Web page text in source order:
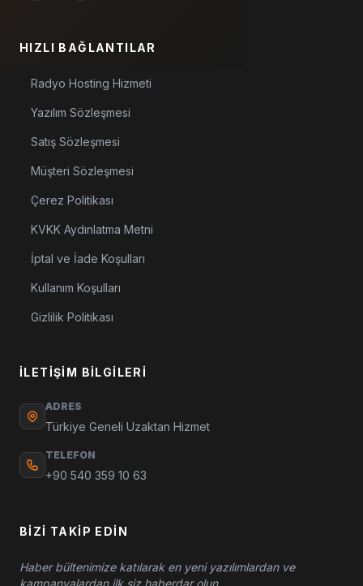
HIZLI BAĞLANTILAR
Radyo Hosting Hizmeti
Yazılım Sözleşmesi
Satış Sözleşmesi
Müşteri Sözleşmesi
Çerez Politikası
KVKK Aydınlatma Metni
İptal ve İade Koşulları
Kullanım Koşulları
Gizlilik Politikası
İLETIŞIM BILGILERI
ADRES
Türkiye Geneli Uzaktan Hizmet
TELEFON
+90 540 359 10 63
BIZI TAKIP EDIN
Haber bültenimize katılarak en yeni yazılımlardan ve
kampanyalardan ilk siz haberdar olun.